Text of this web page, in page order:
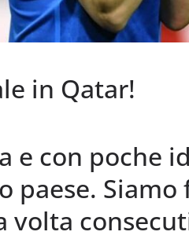
in Qatar!
e con poche
paese. Siamo
volta